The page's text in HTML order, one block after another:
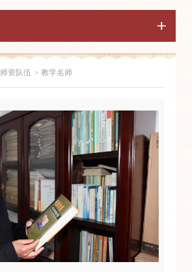
师资队伍 > 教学名师